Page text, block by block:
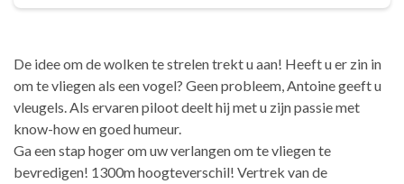
De idee om de wolken te strelen trekt u aan! Heeft u er zin in
om te vliegen als een vogel? Geen probleem, Antoine geeft u
vleugels. Als ervaren piloot deelt hij met u zijn passie met
know-how en goed humeur.
Ga een stap hoger om uw verlangen om te vliegen te
bevredigen! 1300m hoogteverschil! Vertrek van de